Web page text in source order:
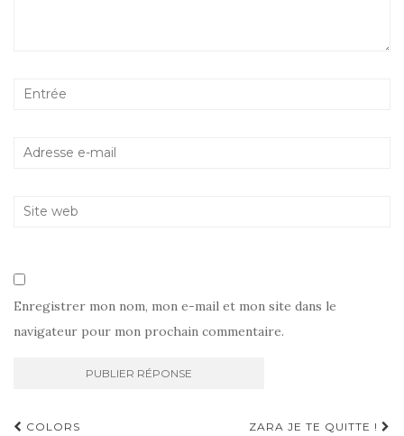
Enregistrer mon nom, mon e-mail et mon site dans le
navigateur pour mon prochain commentaire.
Navigation
COLORS ZARA JE TE QUITTE !